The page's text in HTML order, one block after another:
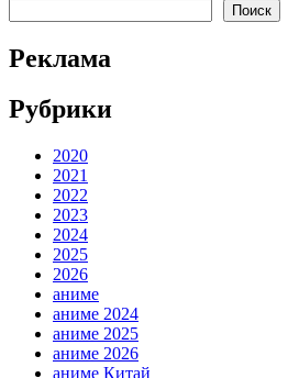
Поиск
Реклама
Рубрики
2020
2021
2022
2023
2024
2025
2026
аниме
аниме 2024
аниме 2025
аниме 2026
аниме Китай